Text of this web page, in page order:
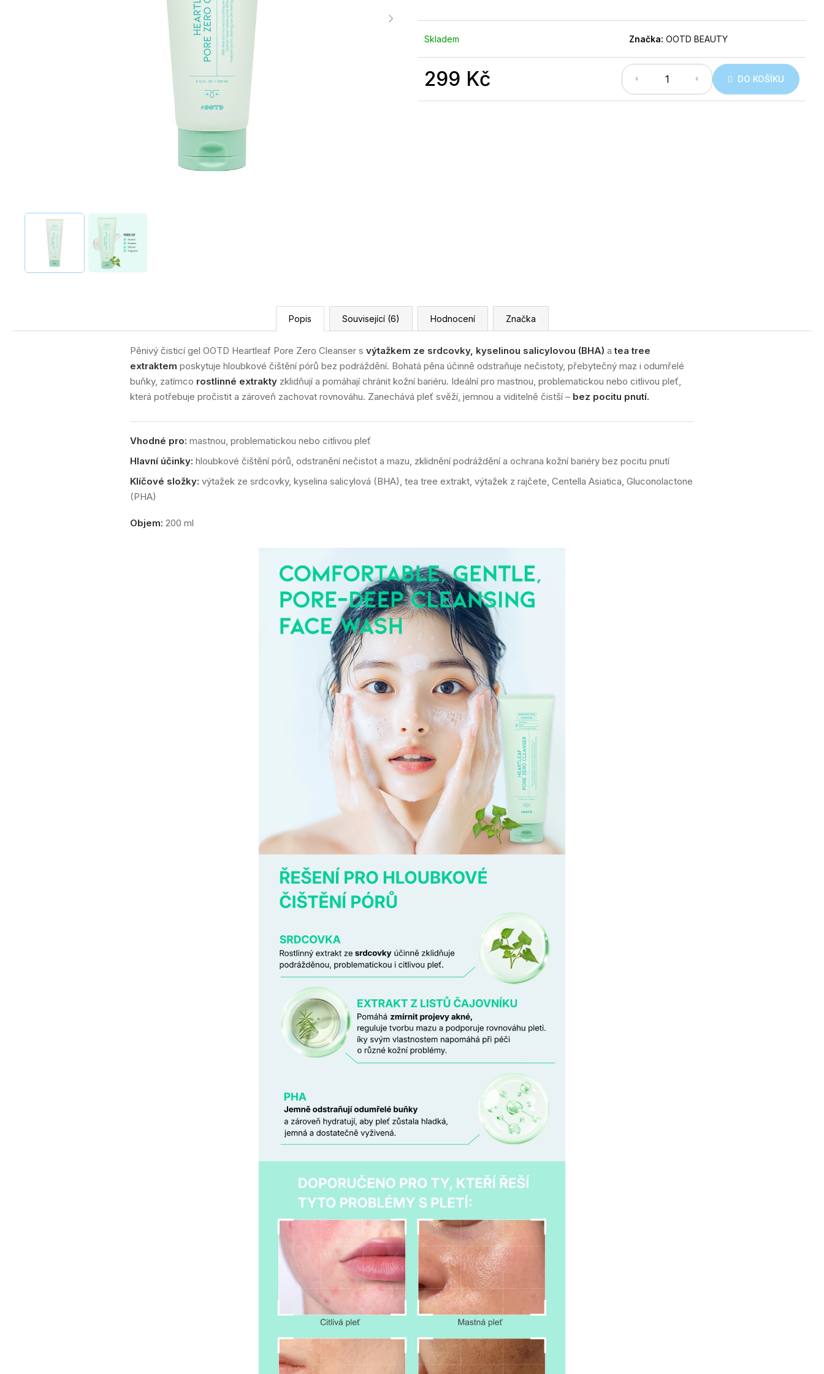
Skladem Značka: OOTD BEAUTY
299 Kč DO KOŠÍKU
Popis Související (6) Hodnocení Značka
Pěnivý čisticí gel OOTD Heartleaf Pore Zero Cleanser s výtažkem ze srdcovky, kyselinou salicylovou (BHA) atea tree
extraktem poskytuje hloubkové čištění pórů bez podráždění. Bohatá pěna účinně odstraňuje nečistoty, přebytečný maz i odumřelé
buňky, zatímco rostlinné extrakty zklidňují a pomáhají chránit kožní bariéru. Ideální pro mastnou, problematickou nebo citlivou pleť,
která potřebuje pročistit a zároveň zachovat rovnováhu. Zanechává pleť svěží, jemnou a viditelně čistší – bez pocitu pnutí.
Vhodné pro: mastnou, problematickou nebo citlivou pleť
Hlavní účinky: hloubkové čištění pórů, odstranění nečistot a mazu, zklidnění podráždění a ochrana kožní bariéry bez pocitu pnutí
Klíčové složky: výtažek ze srdcovky, kyselina salicylová (BHA), tea tree extrakt, výtažek z rajčete, Centella Asiatica, Gluconolactone
(PHA)
Objem: 200 ml